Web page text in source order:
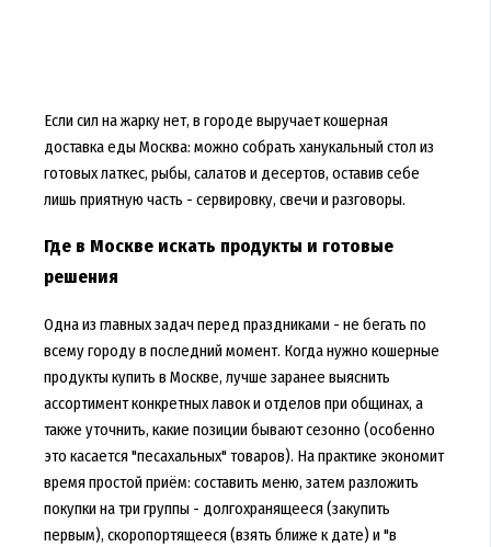
Если сил на жарку нет, в городе выручает кошерная
доставка еды Москва: можно собрать ханукальный стол из
готовых латкес, рыбы, салатов и десертов, оставив себе
лишь приятную часть - сервировку, свечи и разговоры.
Где в Москве искать продукты и готовые
решения
Одна из главных задач перед праздниками - не бегать по
всему городу в последний момент. Когда нужно кошерные
продукты купить в Москве, лучше заранее выяснить
ассортимент конкретных лавок и отделов при общинах, а
также уточнить, какие позиции бывают сезонно (особенно
это касается "песахальных" товаров). На практике экономит
время простой приём: составить меню, затем разложить
покупки на три группы - долгохранящееся (закупить
первым), скоропортящееся (взять ближе к дате) и "в